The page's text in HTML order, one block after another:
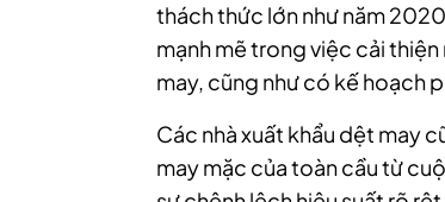
thách thức lớn như năm
mạnh mẽ trong việc cải
may, cũng như có kế hoạch
Các nhà xuất khẩu dệt may
may mặc của toàn cầu từ